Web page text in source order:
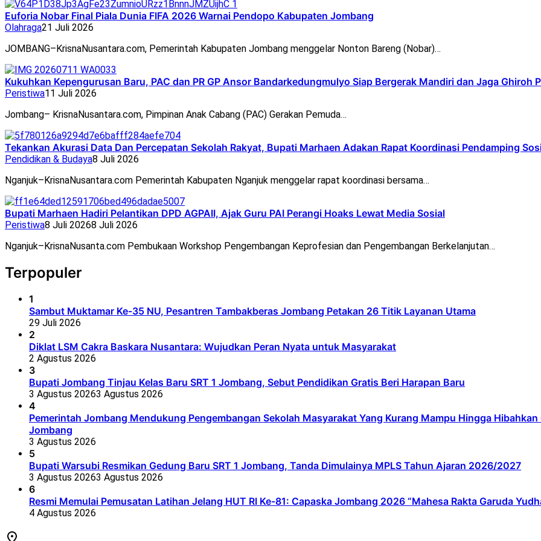
Euforia Nobar Final Piala Dunia FIFA 2026 Warnai Pendopo Kabupaten Jombang
Olahraga21 Juli 2026
JOMBANG–KrisnaNusantara.com, Pemerintah Kabupaten Jombang menggelar Nonton Bareng (Nobar)…
Kukuhkan Kepengurusan Baru, PAC dan PR GP Ansor Bandarkedungmulyo Siap Bergerak Mandiri dan Jaga Ghiroh
Peristiwa11 Juli 2026
Jombang– KrisnaNusantara.com, Pimpinan Anak Cabang (PAC) Gerakan Pemuda…
Tekankan Akurasi Data Dan Percepatan Sekolah Rakyat, Bupati Marhaen Adakan Rapat Koordinasi Pendamping
Pendidikan & Budaya8 Juli 2026
Nganjuk–KrisnaNusantara.com Pemerintah Kabupaten Nganjuk menggelar rapat koordinasi bersama…
Bupati Marhaen Hadiri Pelantikan DPD AGPAII, Ajak Guru PAI Perangi Hoaks Lewat Media Sosial
Peristiwa8 Juli 20268 Juli 2026
Nganjuk–KrisnaNusanta.com Pembukaan Workshop Pengembangan Keprofesian dan Pengembangan Berkelanjutan…
Terpopuler
1
Sambut Muktamar Ke-35 NU, Pesantren Tambakberas Jombang Petakan 26 Titik Layanan Utama
29 Juli 2026
2
Diklat LSM Cakra Baskara Nusantara: Wujudkan Peran Nyata untuk Masyarakat
2 Agustus 2026
3
Bupati Jombang Tinjau Kelas Baru SRT 1 Jombang, Sebut Pendidikan Gratis Beri Harapan Baru
3 Agustus 20263 Agustus 2026
4
Pemerintah Jombang Mendukung Pengembangan Sekolah Masyarakat Yang Kurang Mampu Hingga
Jombang
3 Agustus 2026
5
Bupati Warsubi Resmikan Gedung Baru SRT 1 Jombang, Tanda Dimulainya MPLS Tahun Ajaran 2026/2027
3 Agustus 20263 Agustus 2026
6
Resmi Memulai Pemusatan Latihan Jelang HUT RI Ke-81: Capaska Jombang 2026 “Mahesa Rakta Garuda
4 Agustus 2026